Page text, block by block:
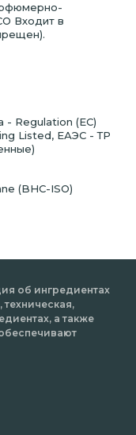
Входит в
- Regulation (EC)
Listed, ЕАЭС - ТР
(BHC-ISO)
об ингредиентах
а также